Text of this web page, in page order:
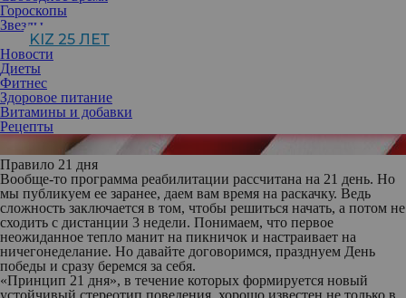
Гороскопы
Звезды
KIZ 25 ЛЕТ
Новости
Диеты
Фитнес
Здоровое питание
Витамины и добавки
Рецепты
Правило 21 дня
Вообще-то программа реабилитации рассчитана на 21 день. Но
мы публикуем ее заранее, даем вам время на раскачку. Ведь
сложность заключается в том, чтобы решиться начать, а потом не
сходить с дистанции 3 недели. Понимаем, что первое
неожиданное тепло манит на пикничок и настраивает на
ничегонеделание. Но давайте договоримся, празднуем День
победы и сразу беремся за себя.
«Принцип 21 дня», в течение которых формируется новый
устойчивый стереотип поведения, хорошо известен не только в